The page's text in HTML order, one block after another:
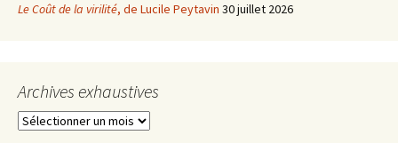
Le Coût de la virilité, de Lucile Peytavin 30 juillet 2026
Archives exhaustives
Archives